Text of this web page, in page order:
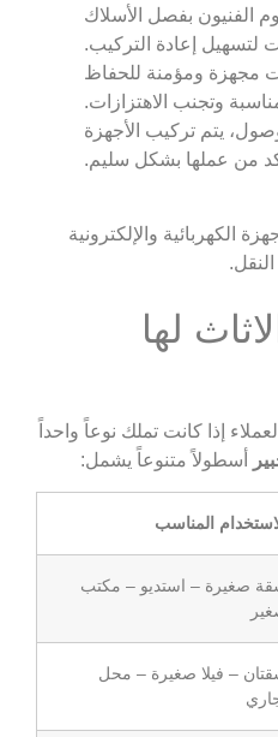
الفنيون بفصل الأسلاك
لتسهيل إعادة التركيب.
مجهزة ومؤمنة للحفاظ
وتجنب الاهتزازات.
يتم تركيب الأجهزة
من عملها بشكل سليم.
الكهربائية والإلكترونية
لها
إذا كانت تملك نوعاً واحداً
أسطولاً متنوعاً يشمل:
المناسب
صغيرة – استديو – مكتب
– فيلا صغيرة – محل